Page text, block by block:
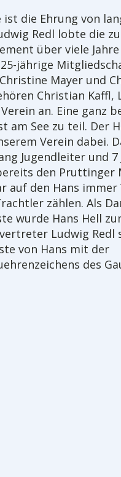
ist die Ehrung von
Redl lobte die
über viele
jährige
Mayer und
Christian Kaffl,
an. Eine ganz
am See zu teil. Der
Verein dabei.
Jugendleiter und 7
den Pruttinger
auf den Hans immer
zählen. Als
wurde Hans Hell
Ludwig Redl
von Hans mit der
des